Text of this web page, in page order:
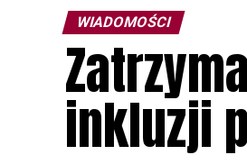
WIADOMOŚCI
inkluzji